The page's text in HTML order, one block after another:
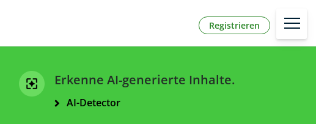
Registrieren
Erkenne AI-generierte Inhalte.
AI-Detector